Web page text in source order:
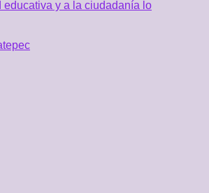
educativa y a la ciudadanía lo